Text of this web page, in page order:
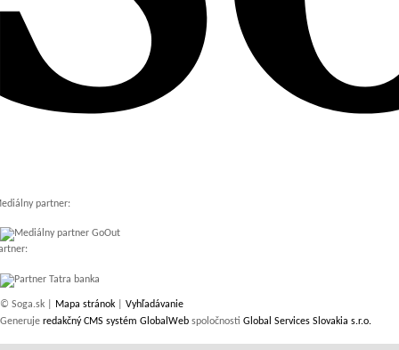
partner:
© Soga.sk | Mapa stránok
Vyhľadávanie
Generuje redakčný CMS systém GlobalWeb spoločnosti Global Services Slovakia s.r.o.